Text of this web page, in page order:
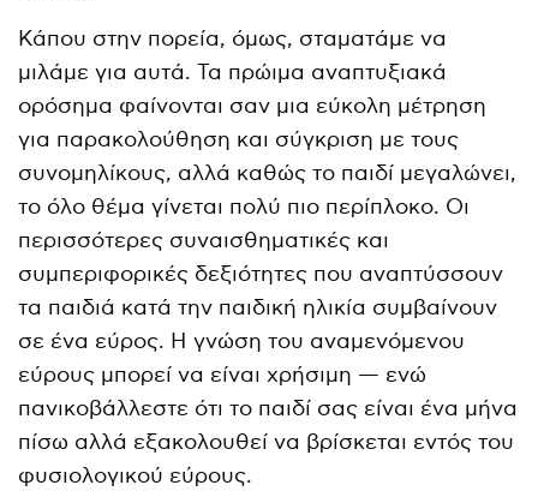
Κάπου στην πορεία, όμως, σταματάμε να
μιλάμε για αυτά. Τα πρώιμα αναπτυξιακά
ορόσημα φαίνονται σαν μια εύκολη μέτρηση
για παρακολούθηση και σύγκριση με τους
συνομηλίκους, αλλά καθώς το παιδί μεγαλώνει,
το όλο θέμα γίνεται πολύ πιο περίπλοκο. Οι
περισσότερες συναισθηματικές και
συμπεριφορικές δεξιότητες που αναπτύσσουν
τα παιδιά κατά την παιδική ηλικία συμβαίνουν
σε ένα εύρος. Η γνώση του αναμενόμενου
εύρους μπορεί να είναι χρήσιμη — ενώ
πανικοβάλλεστε ότι το παιδί σας είναι ένα μήνα
πίσω αλλά εξακολουθεί να βρίσκεται εντός του
φυσιολογικού εύρους.